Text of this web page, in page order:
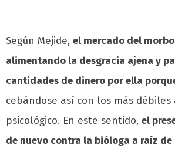
Según Mejide, el mercado del
alimentando la desgracia ajena y
cantidades de dinero por ella
cebándose así con los más
psicológico. En este sentido, el
de nuevo contra la bióloga a raíz